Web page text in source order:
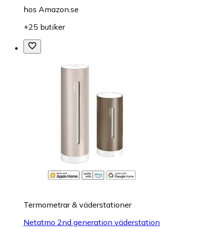
hos Amazon.se
+25 butiker
Termometrar & väderstationer
Netatmo 2nd generation väderstation